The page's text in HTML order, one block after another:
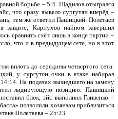
борьбе – 5:5. Щадилов отыгрался
что сразу вывело сургутян вперёд –
тем же ответил Пашицкий. Полетаев
Карпухов пайпом завершил
сравнять счёт лишь в конце партии –
что и в предыдущем сете, но в этот
вплоть до середины четвертого сета:
у сургутян очки в атаке набирал
На подачах вышедшего на замену
лидирующую позицию: Пашицкий
блок, эйс выполнил Гливенко –
позволили хозяевам приблизиться
Полетаева – 25:23.